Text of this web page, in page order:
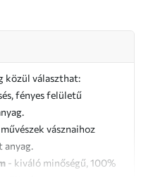
közül választhat:
fényes felületű
vásznaihoz
anyag.
- kiváló minőségű, 100%